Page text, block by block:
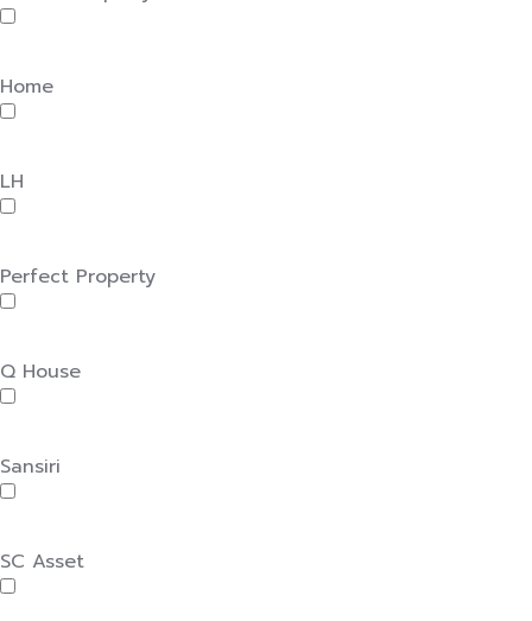
Home
LH
Perfect Property
Q House
Sansiri
SC Asset